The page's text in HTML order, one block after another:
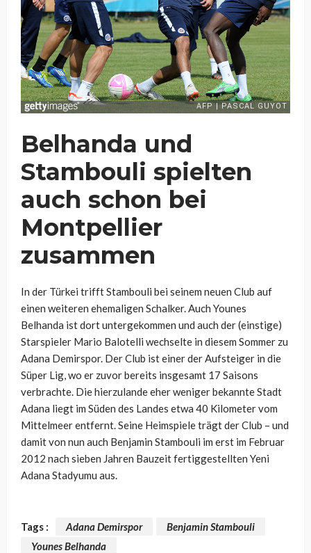
Belhanda und
Stambouli spielten
auch schon bei
Montpellier
zusammen
In der Türkei trifft Stambouli bei seinem neuen Club auf
einen weiteren ehemaligen Schalker. Auch Younes
Belhanda ist dort untergekommen und auch der (einstige)
Starspieler Mario Balotelli wechselte in diesem Sommer zu
Adana Demirspor. Der Club ist einer der Aufsteiger in die
Süper Lig, wo er zuvor bereits insgesamt 17 Saisons
verbrachte. Die hierzulande eher weniger bekannte Stadt
Adana liegt im Süden des Landes etwa 40 Kilometer vom
Mittelmeer entfernt. Seine Heimspiele trägt der Club – und
damit von nun auch Benjamin Stambouli im erst im Februar
2012 nach sieben Jahren Bauzeit fertiggestellten Yeni
Adana Stadyumu aus.
Tags : Adana Demirspor
Benjamin Stambouli
Younes Belhanda